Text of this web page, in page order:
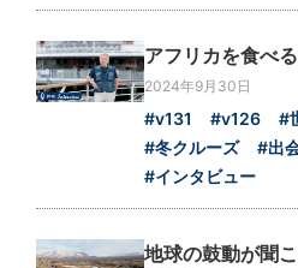
アフリカを食べる
2024年9月30日
#v131 #v126
#
#冬クルーズ
#出
#インタビュー
地球の鼓動が聞